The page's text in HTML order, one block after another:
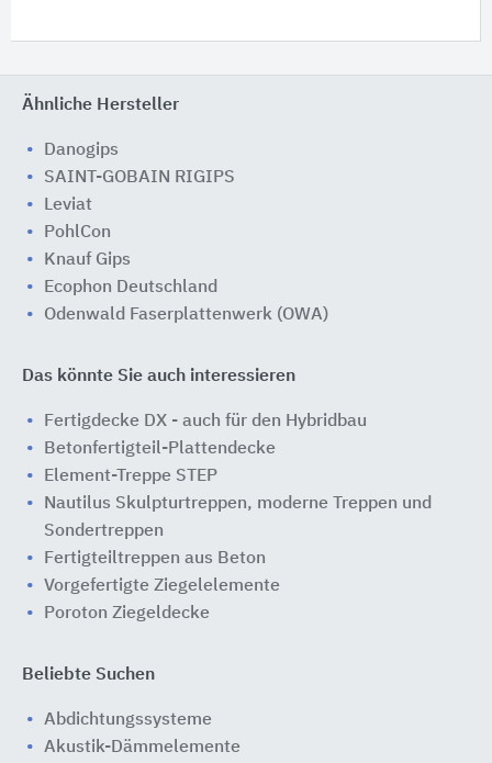
Ähnliche Hersteller
Danogips
SAINT-GOBAIN RIGIPS
Leviat
PohlCon
Knauf Gips
Ecophon Deutschland
Odenwald Faserplattenwerk (OWA)
Das könnte Sie auch interessieren
Fertigdecke DX - auch für den Hybridbau
Betonfertigteil-Plattendecke
Element-Treppe STEP
Nautilus Skulpturtreppen, moderne Treppen und
Sondertreppen
Fertigteiltreppen aus Beton
Vorgefertigte Ziegelelemente
Poroton Ziegeldecke
Beliebte Suchen
Abdichtungssysteme
Akustik-Dämmelemente